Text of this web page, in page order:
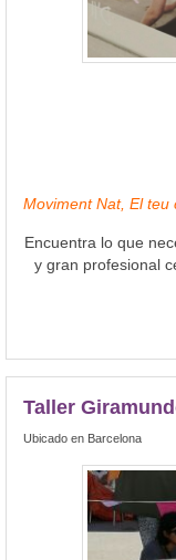
Moviment Nat, El teu
Encuentra lo que
y gran profesional
Taller
Ubicado en Barcelona